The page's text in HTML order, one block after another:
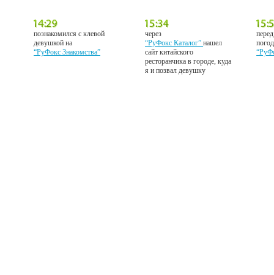
познакомился с клевой
девушкой на
“РуФокс Знакомства”
через
“РуФокс Каталог”нашел
сайт китайского
ресторанчика в городе, куда
я и позвал девушку